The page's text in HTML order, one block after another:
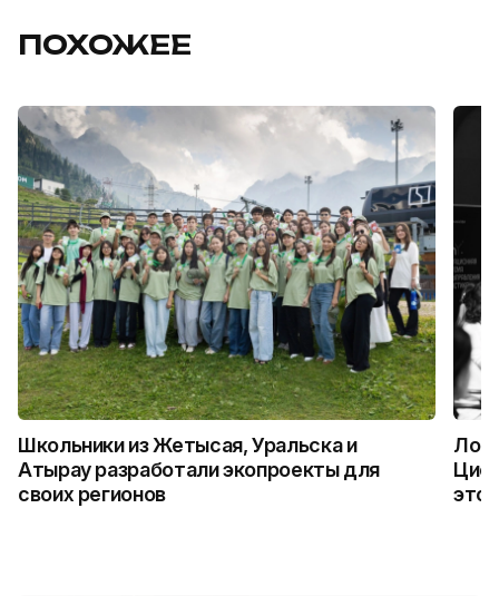
ПОХОЖЕЕ
Школьники из Жетысая, Уральска и
Атырау разработали экопроекты для
своих регионов
это